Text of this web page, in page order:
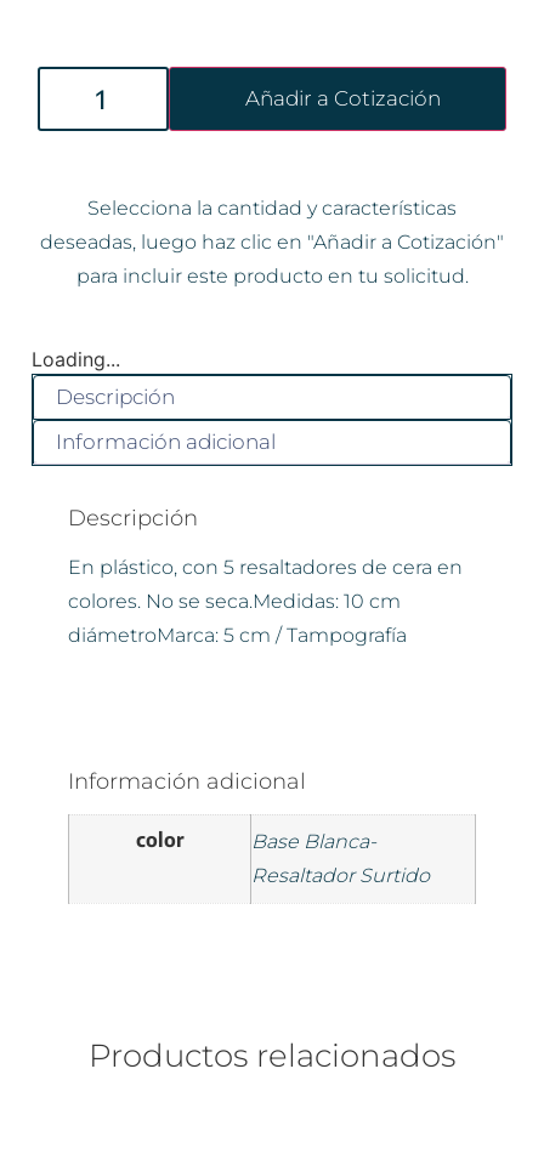
Añadir a Cotización
Selecciona la cantidad y características
deseadas, luego haz clic en "Añadir a Cotización"
para incluir este producto en tu solicitud.
Loading...
Descripción
Información adicional
Descripción
En plástico, con 5 resaltadores de cera en
colores. No se seca.Medidas: 10 cm
diámetroMarca: 5 cm / Tampografía
Información adicional
color
Base Blanca-
Resaltador Surtido
Productos relacionados